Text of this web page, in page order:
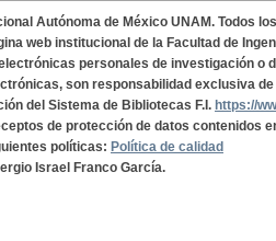
Autónoma de México UNAM. Todos
web institucional de la Facultad de
personales de investigación o
son responsabilidad exclusiva
del Sistema de Bibliotecas F.I. https://
de protección de datos contenidos
políticas: Política de calidad
Israel Franco García.